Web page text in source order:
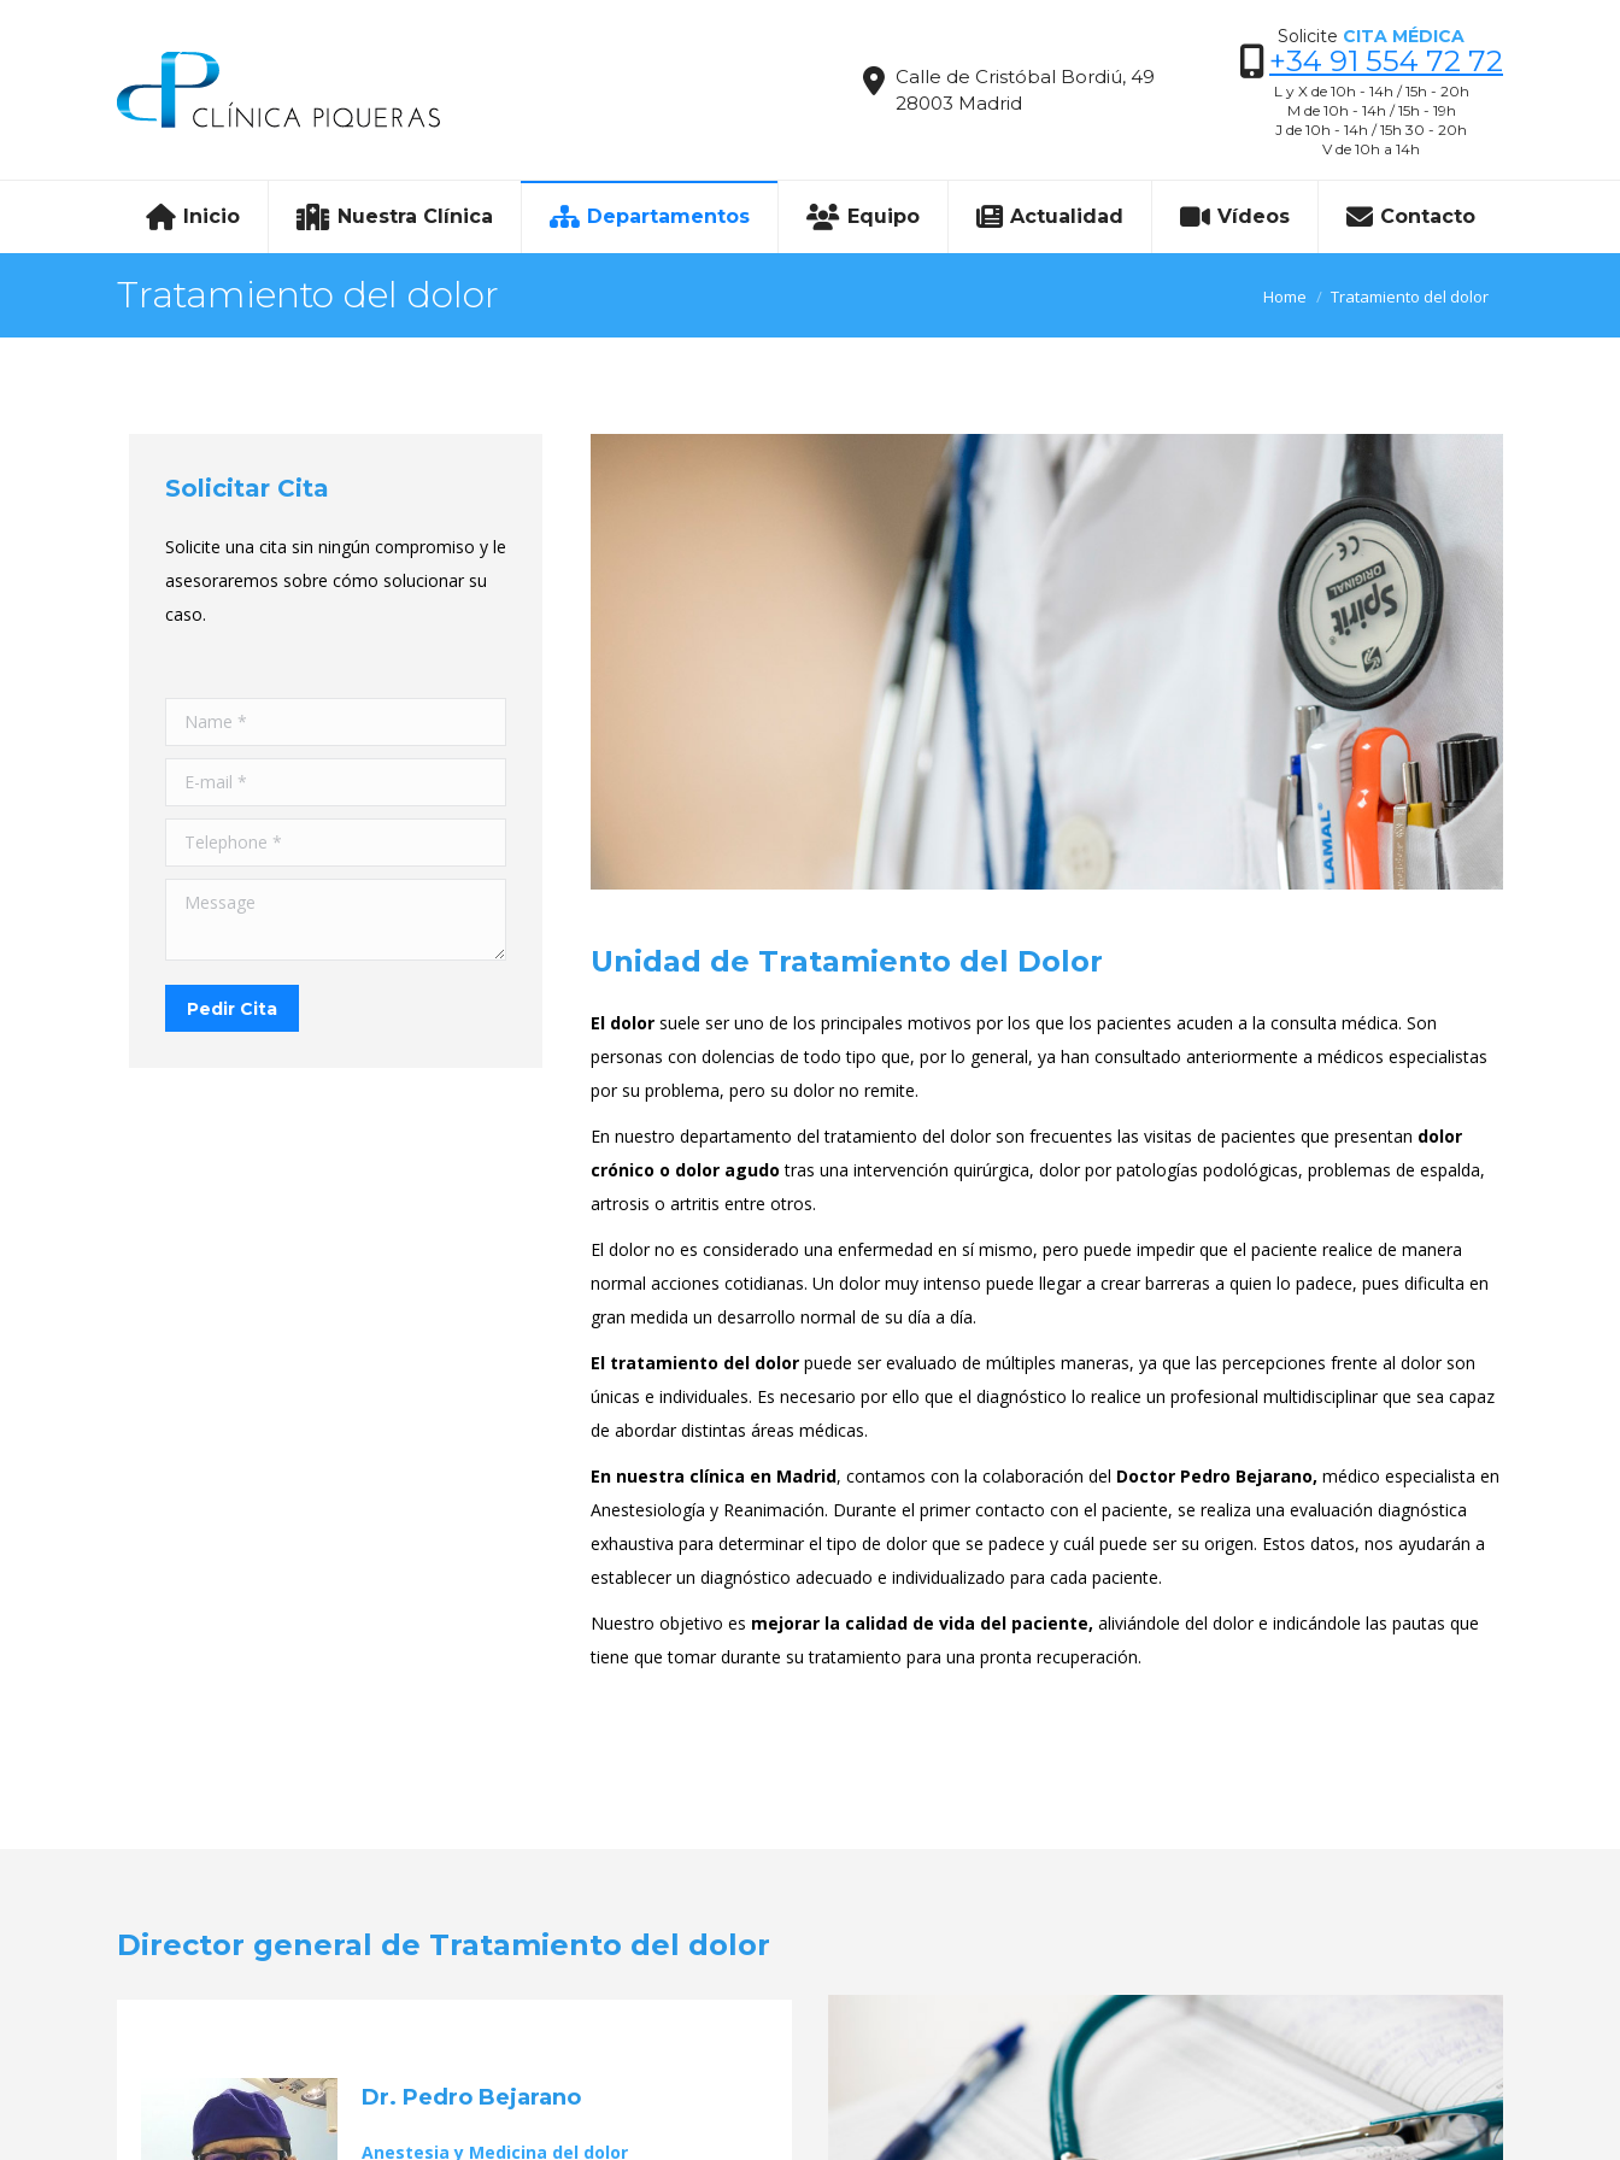
Calle de Cristóbal Bordiú, 49
28003 Madrid
Solicite CITA MÉDICA
+34 91 554 72 72
L y X de 10h - 14h / 15h - 20h
M de 10h - 14h / 15h - 19h
J de 10h - 14h / 15h 30 - 20h
V de 10h a 14h
Inicio Nuestra Clínica Departamentos Equipo Actualidad Vídeos Contacto
Tratamiento del dolor You are here:
Home Tratamiento del dolor
Solicitar Cita
Solicite una cita sin ningún compromiso y le
asesoraremos sobre cómo solucionar su
caso.
Name *
E-mail *
Telephone *
Message
Pedir Cita
Unidad de Tratamiento del Dolor
El dolorsuele ser uno de los principales motivos por los que los pacientes acuden a la consulta médica. Son
personas con dolencias de todo tipo que, por lo general, ya han consultado anteriormente a médicos especialistas
por su problema, pero su dolor no remite.
En nuestro departamento del tratamiento del dolor son frecuentes las visitas de pacientes que presentan dolor
crónico o dolor agudo tras una intervención quirúrgica, dolor por patologías podológicas, problemas de espalda,
artrosis o artritis entre otros.
El dolor no es considerado una enfermedad en sí mismo, pero puede impedir que el paciente realice de manera
normal acciones cotidianas. Un dolor muy intenso puede llegar a crear barreras a quien lo padece, pues dificulta en
gran medida un desarrollo normal de su día a día.
El tratamiento del dolor puede ser evaluado de múltiples maneras, ya que las percepciones frente al dolor son
únicas e individuales. Es necesario por ello que el diagnóstico lo realice un profesional multidisciplinar que sea capaz
de abordar distintas áreas médicas.
En nuestra clínica en Madrid, contamos con la colaboración del Doctor Pedro Bejarano,médico especialista en
Anestesiología y Reanimación. Durante el primer contacto con el paciente, se realiza una evaluación diagnóstica
exhaustiva para determinar el tipo de dolor que se padece y cuál puede ser su origen. Estos datos, nos ayudarán a
establecer un diagnóstico adecuado e individualizado para cada paciente.
Nuestro objetivo es mejorar la calidad de vida del paciente, aliviándole del dolor e indicándole las pautas que
tiene que tomar durante su tratamiento para una pronta recuperación.
Director general de Tratamiento del dolor
Dr. Pedro Bejarano
Anestesia y Medicina del dolor